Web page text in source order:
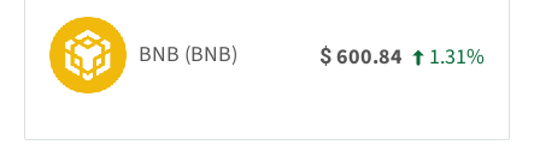
BNB (BNB) $600.84 1.31%